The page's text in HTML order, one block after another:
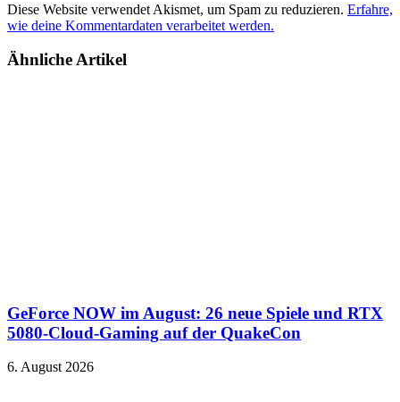
Diese Website verwendet Akismet, um Spam zu reduzieren. Erfahre,
wie deine Kommentardaten verarbeitet werden.
Ähnliche Artikel
GeForce NOW im August: 26 neue Spiele und RTX
5080-Cloud-Gaming auf der QuakeCon
6. August 2026